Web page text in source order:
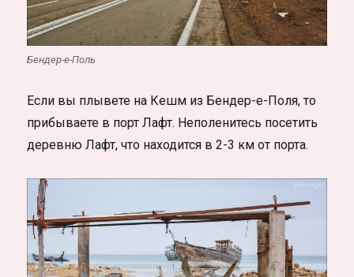
Бендер-е-Поль
Если вы плывете на Кешм из Бендер-е-Поля, то
прибываете в порт Лафт. Неполенитесь посетить
деревню Лафт, что находится в 2-3 км от порта.